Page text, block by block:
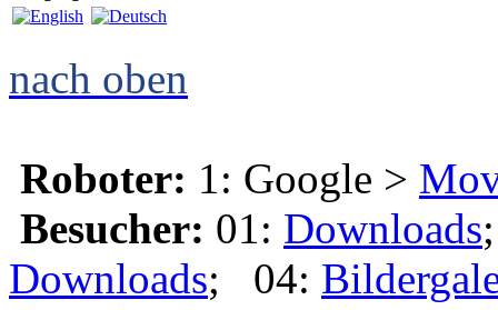
nach oben
Roboter: 1: Google >
Besucher: 01: Downloads
Downloads; 04: